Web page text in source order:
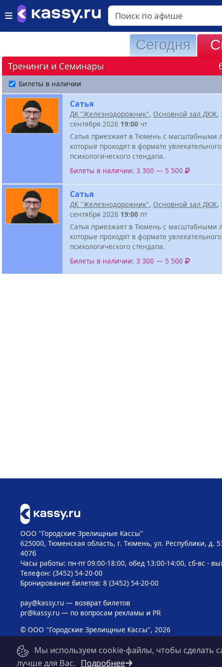
Сегодня
Тренинги и Семинары
Билеты в наличии
Сатья
ДК "Железнодорожник", Основной зал ДКЖ,
сентября 2026 19:00 чт
Сатья приезжает в Тюмень с масштабными
которые проходят в формате увлекательного
психологического стендапа.
Билеты в наличии: 3 300 — 5 500
Сатья
ДК "Железнодорожник", Основной зал ДКЖ,
сентября 2026 19:00 пт
Сатья приезжает в Тюмень с масштабными
которые проходят в формате увлекательного
психологического стендапа.
Билеты в наличии: 3 300 — 5 500
ООО "Городские Зрелищные Кассы"
625000, Тюменская область, г. Тюмень, ул. Республики, д.
407б
Часы работы: пн-пт 09:00-18:00, обед 13:00-14:00, сб-вс -
Телефон: (3452) 54-20-00
Бронирование билетов: 8 (3452) 54-20-00
pay@kassy.ru— возврат билетов
pr@kassy.ru— по вопросам рекламы и PR
© ООО "Городские Зрелищные Кассы", 2026
Мы используем cookie-файлы, чтобы сделать
лучше для Вас. Подробнее